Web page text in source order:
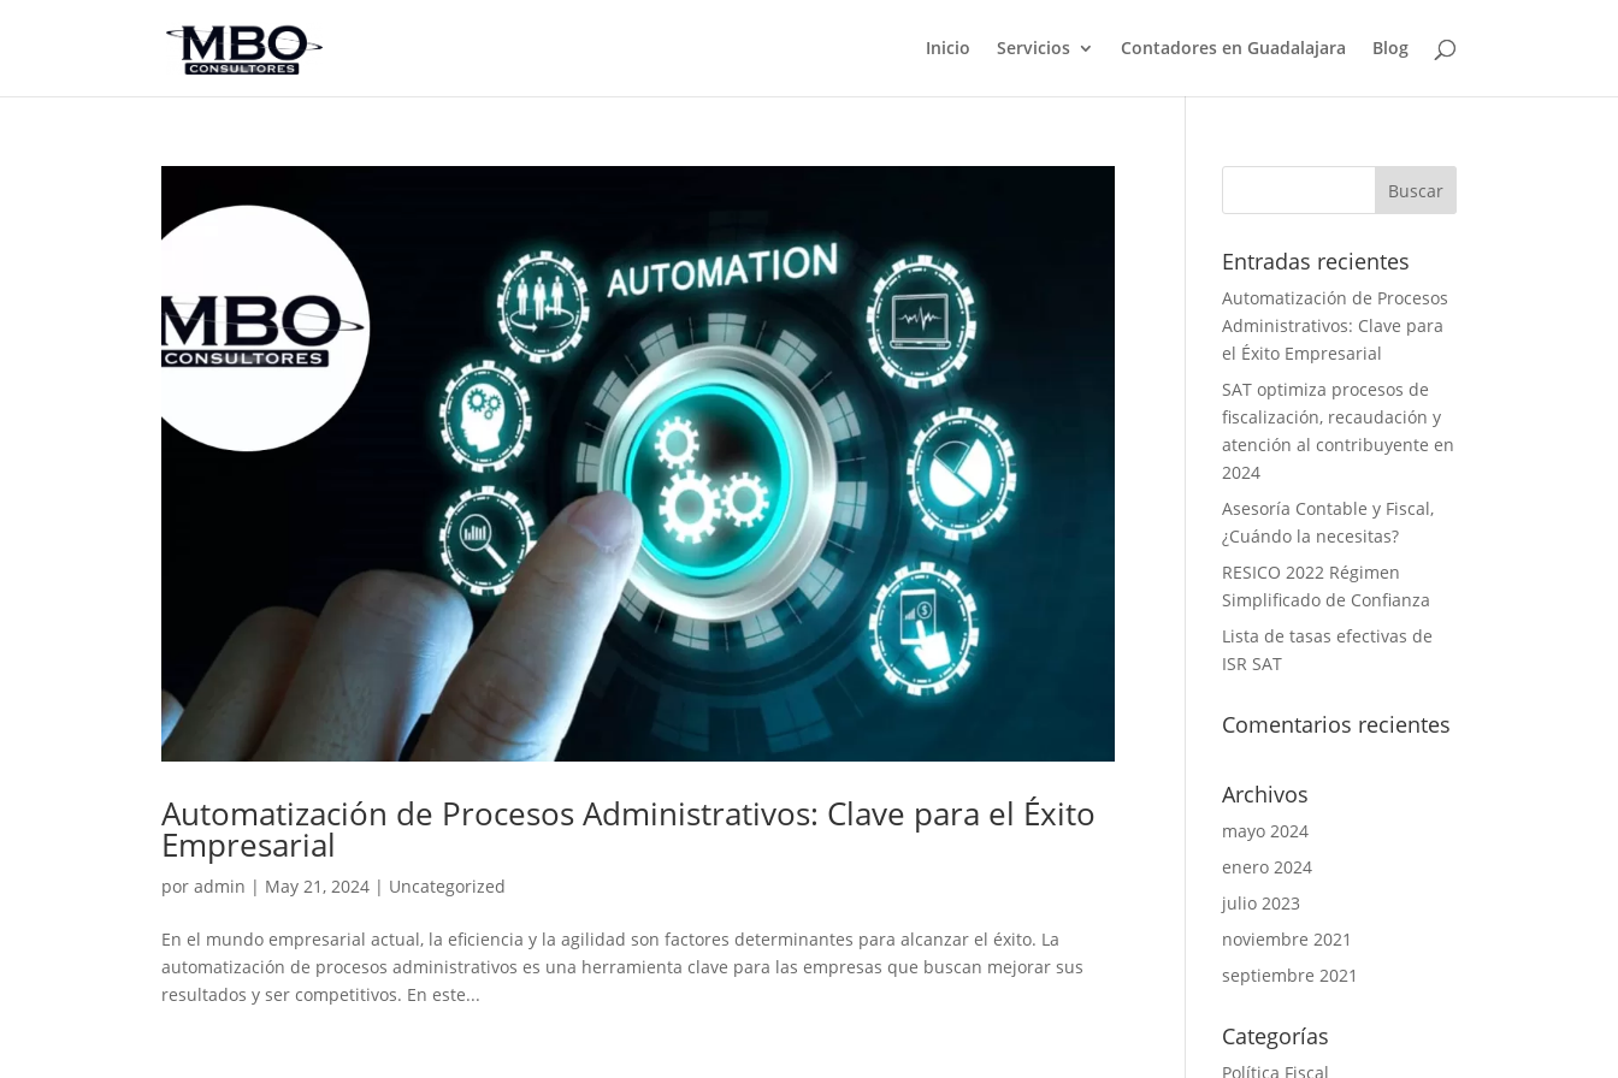
Inicio Servicios Contadores en Guadalajara Blog
Automatización de Procesos Administrativos: Clave para el Éxito
Empresarial
poradmin | May 21, 2024 | Uncategorized
En el mundo empresarial actual, la eficiencia y la agilidad son factores determinantes para alcanzar el éxito. La
automatización de procesos administrativos es una herramienta clave para las empresas que buscan mejorar sus
resultados y ser competitivos. En este...
Entradas recientes
Automatización de Procesos
Administrativos: Clave para
el Éxito Empresarial
SAT optimiza procesos de
fiscalización, recaudación y
atención al contribuyente en
2024
Asesoría Contable y Fiscal,
¿Cuándo la necesitas?
RESICO 2022 Régimen
Simplificado de Confianza
Lista de tasas efectivas de
ISR SAT
Comentarios recientes
Archivos
mayo 2024
enero 2024
julio 2023
noviembre 2021
septiembre 2021
Categorías
Política Fiscal